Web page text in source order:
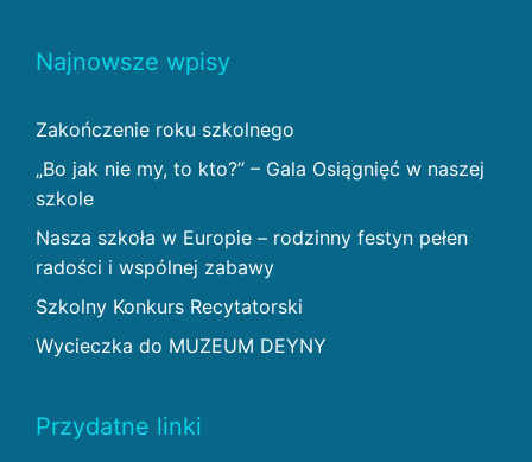
Najnowsze wpisy
Zakończenie roku szkolnego
„Bo jak nie my, to kto?” – Gala Osiągnięć w naszej
szkole
Nasza szkoła w Europie – rodzinny festyn pełen
radości i wspólnej zabawy
Szkolny Konkurs Recytatorski
Wycieczka do MUZEUM DEYNY
Przydatne linki